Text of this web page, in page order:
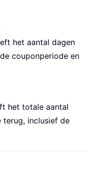
het aantal dagen
couponperiode en
het totale aantal
terug, inclusief de